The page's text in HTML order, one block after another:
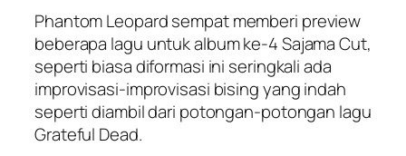
Phantom Leopard sempat memberi preview
beberapa lagu untuk album ke-4 Sajama Cut,
seperti biasa diformasi ini seringkali ada
improvisasi-improvisasi bising yang indah
seperti diambil dari potongan-potongan lagu
Grateful Dead.